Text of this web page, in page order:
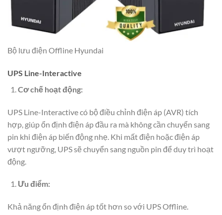
Bộ lưu điện Offline Hyundai
UPS Line-Interactive
Cơ chế hoạt động:
UPS Line-Interactive có bộ điều chỉnh điện áp (AVR) tích
hợp, giúp ổn định điện áp đầu ra mà không cần chuyển sang
pin khi điện áp biến động nhẹ. Khi mất điện hoặc điện áp
vượt ngưỡng, UPS sẽ chuyển sang nguồn pin để duy trì hoạt
động.
Ưu điểm:
Khả năng ổn định điện áp tốt hơn so với UPS Offline.